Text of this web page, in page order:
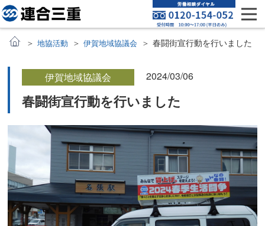
地協活動 伊賀地域協議会 春闘街宣行動を行いました
伊賀地域協議会 2024/03/06
春闘街宣行動を行いました